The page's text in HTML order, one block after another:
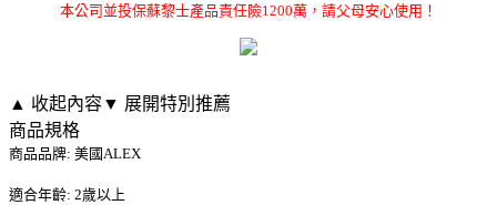
本公司並投保蘇黎士產品責任險1200萬，請父母安心使用！
▲ 收起內容▼ 展開特別推薦
商品規格
商品品牌: 美國ALEX
適合年齡: 2歲以上